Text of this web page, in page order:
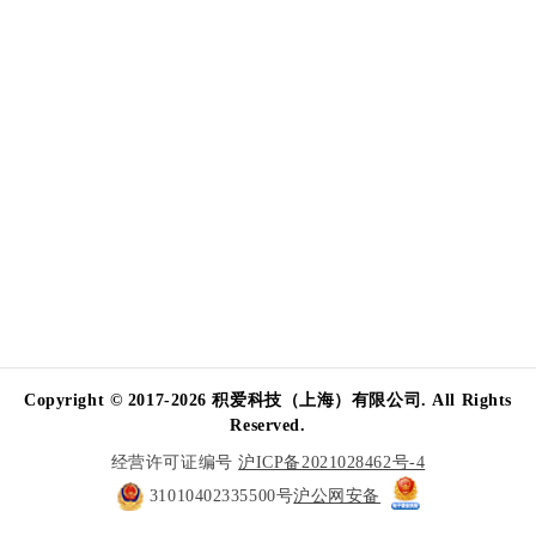
Copyright © 2017-2026 积爱科技（上海）有限公司. All Rights
Reserved.
经营许可证编号沪ICP备2021028462号-4
31010402335500号沪公网安备